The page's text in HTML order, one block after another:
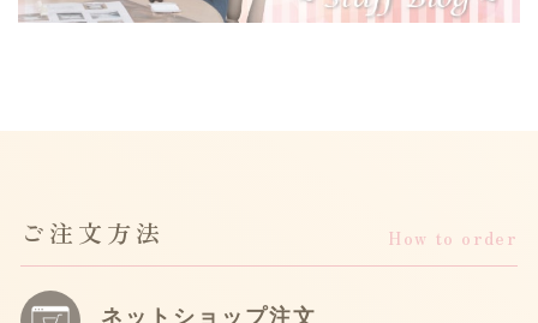
ご注文方法 How to order
ネットショップ注文